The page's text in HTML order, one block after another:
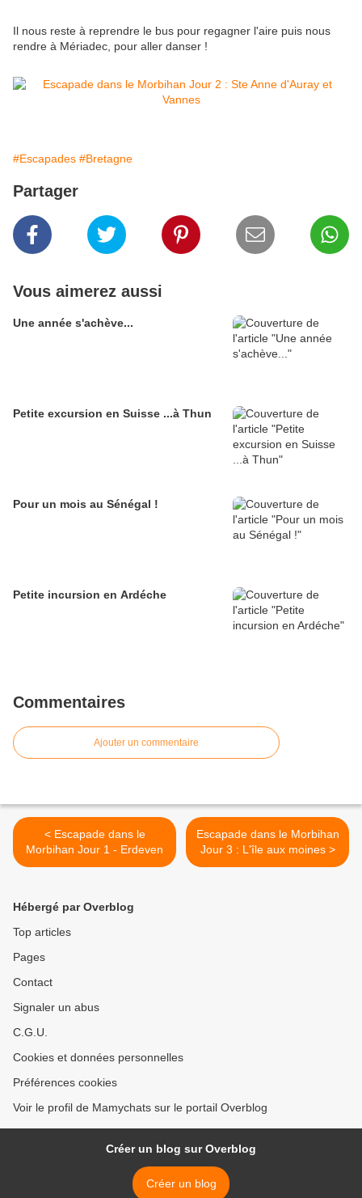
Il nous reste à reprendre le bus pour regagner l'aire puis nous
rendre à Mériadec, pour aller danser !
#Escapades #Bretagne
Partager
Vous aimerez aussi
Une année s'achève...
Petite excursion en Suisse ...à Thun
Pour un mois au Sénégal !
Petite incursion en Ardéche
Commentaires
Ajouter un commentaire
< Escapade dans le
Morbihan Jour 1 - Erdeven
Escapade dans le Morbihan
Jour 3 : L'île aux moines >
Hébergé par Overblog
Top articles
Pages
Contact
Signaler un abus
C.G.U.
Cookies et données personnelles
Préférences cookies
Voir le profil de Mamychats sur le portail Overblog
Créer un blog sur Overblog
Créer un blog